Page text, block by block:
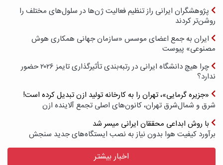
پژوهشگران ایرانی راز تنظیم فعالیت ژن‌ها در سلول‌های مختلف را
روشن‌تر کردند
ایران به جمع اعضای موسس «سازمان جهانی همکاری هوش
مصنوعی» پیوست
چرا هیچ دانشگاه ایرانی در رتبه‌بندی تأثیرگذاری تایمز ۲۰۲۶ حضور
ندارد؟
«جزیره گرمایی»، تهران را به کارخانه تولید ازن تبدیل کرده است!
شرق و شمال‌شرق تهران، کانون‌های اصلی تجمع آلاینده ازن
با روش ابداعی محققان ایرانی میسر شد
برآورد کیفیت هوا بدون نیاز به نصب ایستگاه‌های جدید سنجش
اخبار بیشتر